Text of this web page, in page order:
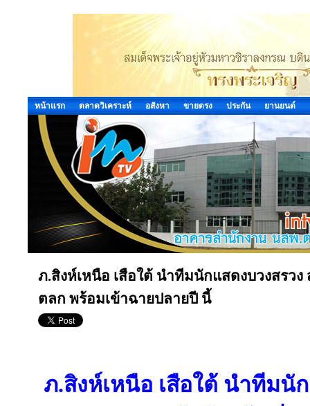
หน้าแรก ตลาดวิเคราะห์ อสังหา ขายตรง ประกัน ยานยนต์
ภ.สิงห์เหนือ เสือใต้ นำทีมนักแสดงบวงสรว
ตลก พร้อมเข้าฉายปลายปี นี้
ภ.สิงห์เหนือ เสือใต้ นำทีมนั